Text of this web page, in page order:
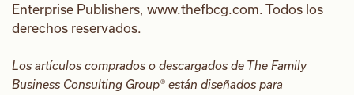
Enterprise Publishers, www.thefbcg.com. Todos los
derechos reservados.
Los artículos comprados o descargados de The Family
Business Consulting Group® están diseñados para